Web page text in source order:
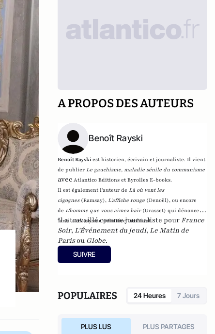
A PROPOS DES AUTEURS
Benoît Rayski
Benoît Rayskiest historien, écrivain et journaliste. Il vient
de publierLe gauchisme, maladie sénile du communisme
avecAtlantico Editions et Eyrolles E-books.
Il est également l'auteur deLà où vont les
cigognes (Ramsay),L'affiche rouge (Denoël), ou encore
deL'homme que vous aimez haïr (Grasset) qui dénonce l'
"anti-sarkozysme primaire" ambiant.
Il a travaillé comme journaliste pour France
Soir, L'Événement du jeudi, Le Matin de
Parisou Globe.
SUIVRE
POPULAIRES 24 Heures 7 Jours
PLUS LUS PLUS PARTAGES